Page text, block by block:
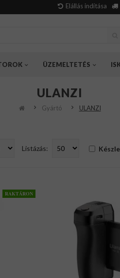
Elállás indítása
ÜZEMELTETÉS
ULANZI
Gyártó ULANZI
Listázás:
RAKTÁRON